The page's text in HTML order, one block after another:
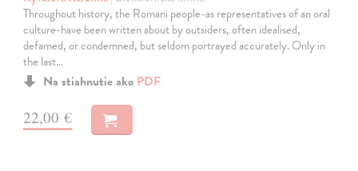
Throughout history, the Romani people-as representatives of an oral
culture-have been written about by outsiders, often idealised,
defamed, or condemned, but seldom portrayed accurately. Only in
the last…
Na stiahnutie ako PDF
22,00 €